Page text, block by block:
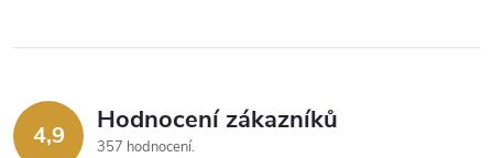
4,9 Hodnocení zákazníků
357 hodnocení